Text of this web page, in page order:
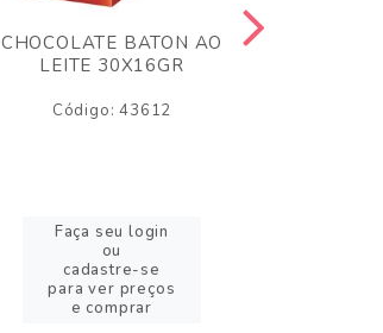
CHOCOLATE BATON AO
LEITE 30X16GR
Código: 43612
Faça seu login
ou
cadastre-se
para ver preços
e comprar